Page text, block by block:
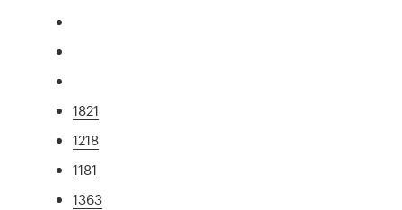
1821
1218
1181
1363